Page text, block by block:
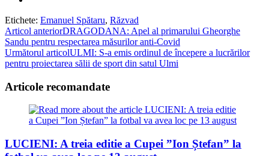
Etichete: Emanuel Spătaru, Răzvad
Read
more
articles
Articol anteriorDRAGODANA: Apel al primarului Gheorghe
Sandu pentru respectarea măsurilor anti-Covid
Următorul articolULMI: S-a emis ordinul de începere a lucrărilor
pentru proiectarea sălii de sport din satul Ulmi
Articole recomandate
LUCIENI: A treia editie a Cupei ”Ion Ștefan” la